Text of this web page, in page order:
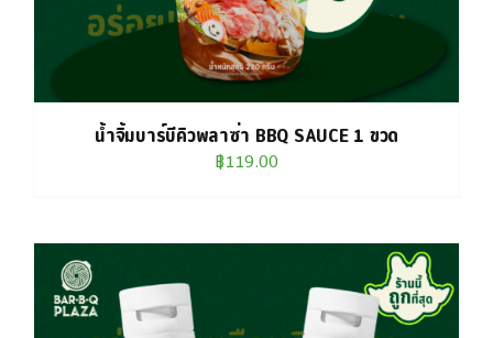
น้ำจิ้มบาร์บีคิวพลาซ่า BBQ SAUCE 1 ขวด
฿119.00